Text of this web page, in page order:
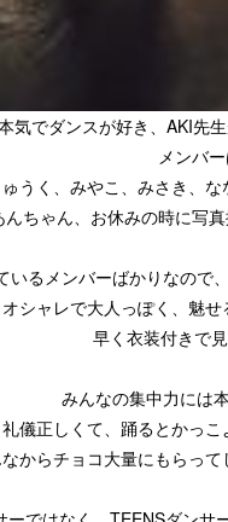
気でダンスが好き、AKI先
メンバ
ゅうく、みやこ、みさき、
んちゃん、お休みの時に写
いるメンバーばかりなので
オシャレで大人っぽく、魅せ
早く衣装付きで
みんなの集中力には
礼儀正しくて、踊るとかっこ
からチョコ大量にもらっ